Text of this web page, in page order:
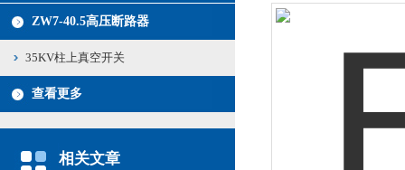
ZW7-40.5高压断路器
35KV柱上真空开关
查看更多
相关文章